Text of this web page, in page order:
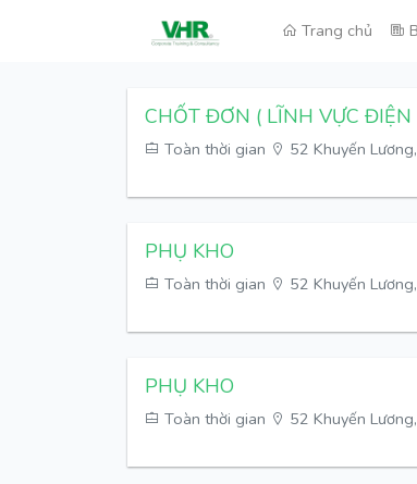
Trang chủ
CHỐT ĐƠN ( LĨNH VỰC ĐIỆN
Toàn thời gian 52 Khuyến
PHỤ KHO
Toàn thời gian 52 Khuyến
PHỤ KHO
Toàn thời gian 52 Khuyến